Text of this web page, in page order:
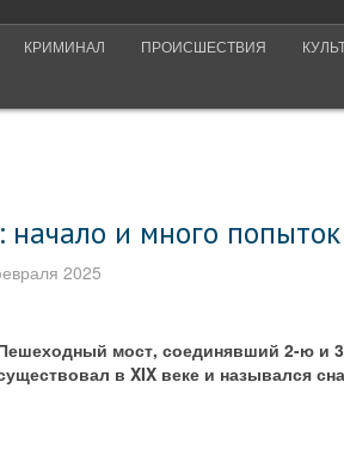
КРИМИНАЛ ПРОИСШЕСТВИЯ
и много попыток
2025
мост, соединявший 2-ю и
в XIX веке и назывался